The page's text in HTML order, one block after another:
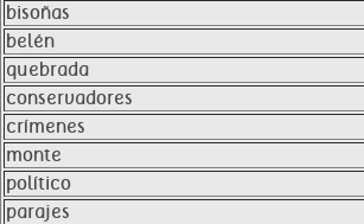
bisoñas
belén
quebrada
conservadores
crímenes
monte
político
parajes